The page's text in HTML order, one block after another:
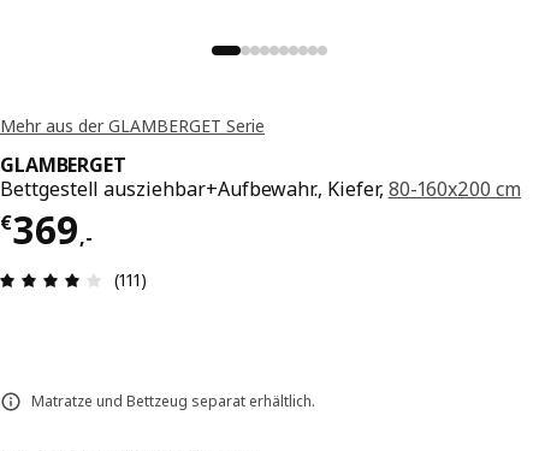
Mehr aus der GLAMBERGET Serie
GLAMBERGET
Bettgestell ausziehbar+Aufbewahr., Kiefer, 80-160x200 cm
€369,-
Preis € 369,-
Produktbewertung: 4 von 5 Sterne Alle
(111)
Matratze und Bettzeug separat erhältlich.